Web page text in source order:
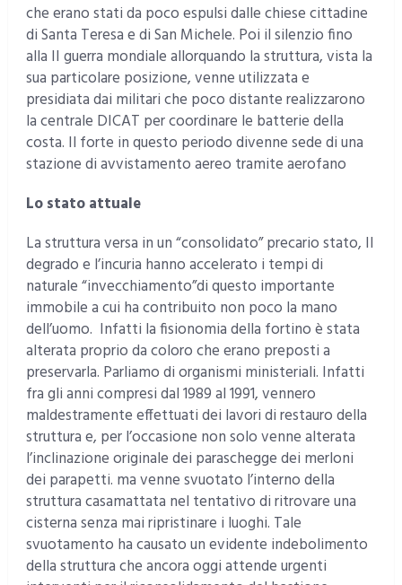
che erano stati da poco espulsi dalle chiese cittadine
di Santa Teresa e di San Michele. Poi il silenzio fino
alla II guerra mondiale allorquando la struttura, vista la
sua particolare posizione, venne utilizzata e
presidiata dai militari che poco distante realizzarono
la centrale DICAT per coordinare le batterie della
costa. Il forte in questo periodo divenne sede di una
stazione di avvistamento aereo tramite aerofano
Lo stato attuale
La struttura versa in un “consolidato” precario stato, Il
degrado e l’incuria hanno accelerato i tempi di
naturale “invecchiamento”di questo importante
immobile a cui ha contribuito non poco la mano
dell’uomo. Infatti la fisionomia della fortino è stata
alterata proprio da coloro che erano preposti a
preservarla. Parliamo di organismi ministeriali. Infatti
fra gli anni compresi dal 1989 al 1991, vennero
maldestramente effettuati dei lavori di restauro della
struttura e, per l’occasione non solo venne alterata
l’inclinazione originale dei paraschegge dei merloni
dei parapetti. ma venne svuotato l’interno della
struttura casamattata nel tentativo di ritrovare una
cisterna senza mai ripristinare i luoghi. Tale
svuotamento ha causato un evidente indebolimento
della struttura che ancora oggi attende urgenti